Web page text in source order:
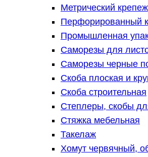
Метрический крепеж
Перфорированный
Промышленная
Саморезы для
Саморезы черные
Скоба плоская и
Скоба строительная
Степлеры, скобы
Стяжка мебельная
Такелаж
Хомут червячный,